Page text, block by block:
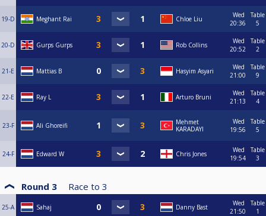
19-D Meghant Rai Chloe Liu
Wed
20:36
Table
5
20-D Gurps Gurps Rob Collins
Wed
20:52
Table
2
21-E Mattias B Hasyim Asyari
Wed
21:00
Table
9
22-E Ray L Arturo Bruni
Wed
21:13
Table
4
23-F Ali Ghoreifi
Mehmet
KARADAYI
Wed
19:56
Table
5
24-F Edward W Chris Jones
Wed
19:54
Table
3
Round 3 Race to 3
25-A Sahaj Danny Bast
Wed
21:50
Table
1